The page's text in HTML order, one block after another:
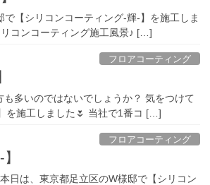
【シリコンコーティング-輝-】を施工しま
コンコーティング施工風景♪ […]
フロアコーティング
多いのではないでしょうか？ 気をつけて
を施工しました🌷 当社で1番コ […]
フロアコーティング
日は、東京都足立区のW様邸で【シリコン